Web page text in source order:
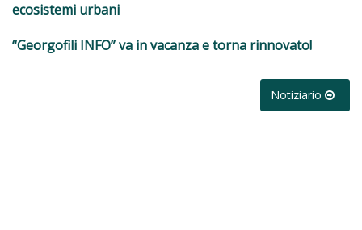
ecosistemi urbani
“Georgofili INFO” va in vacanza e torna rinnovato!
Notiziario